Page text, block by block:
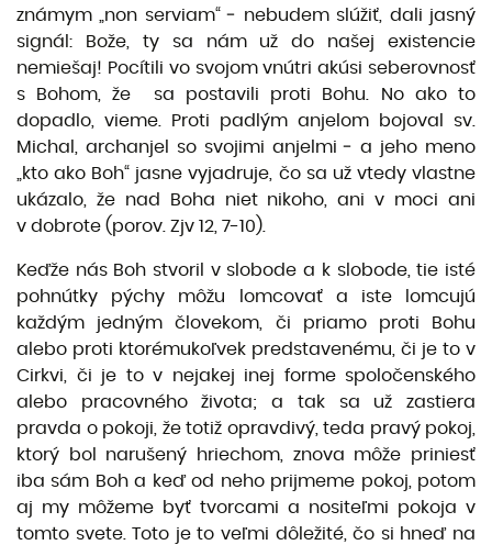
známym „non serviam“ ‒ nebudem slúžiť, dali jasný
signál: Bože, ty sa nám už do našej existencie
nemiešaj! Pocítili vo svojom vnútri akúsi seberovnosť
s Bohom, že sa postavili proti Bohu. No ako to
dopadlo, vieme. Proti padlým anjelom bojoval sv.
Michal, archanjel so svojimi anjelmi ‒ a jeho meno
„kto ako Boh“ jasne vyjadruje, čo sa už vtedy vlastne
ukázalo, že nad Boha niet nikoho, ani v moci ani
v dobrote (porov. Zjv 12, 7-10).
Keďže nás Boh stvoril v slobode a k slobode, tie isté
pohnútky pýchy môžu lomcovať a iste lomcujú
každým jedným človekom, či priamo proti Bohu
alebo proti ktorémukoľvek predstavenému, či je to v
Cirkvi, či je to v nejakej inej forme spoločenského
alebo pracovného života; a tak sa už zastiera
pravda o pokoji, že totiž opravdivý, teda pravý pokoj,
ktorý bol narušený hriechom, znova môže priniesť
iba sám Boh a keď od neho prijmeme pokoj, potom
aj my môžeme byť tvorcami a nositeľmi pokoja v
tomto svete. Toto je to veľmi dôležité, čo si hneď na